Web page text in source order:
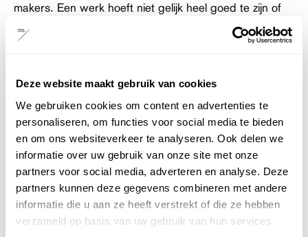
Deze website maakt gebruik van cookies
We gebruiken cookies om content en advertenties te
personaliseren, om functies voor social media te bieden
en om ons websiteverkeer te analyseren. Ook delen we
informatie over uw gebruik van onze site met onze
partners voor social media, adverteren en analyse. Deze
partners kunnen deze gegevens combineren met andere
informatie die u aan ze heeft verstrekt of die ze hebben
verzameld op basis van uw gebruik van hun services.
makers. Een werk hoeft niet gelijk heel goed te zijn of
helemaal te kloppen. ‘Vooral dat je niet kijkt vanuit
oordelen of dat het iets is, want dat wordt het namelijk
Wat is jouw favoriete plek in Zwolle?
‘De stadsmuur. Daar wilde ik altijd een concert geven.’
In haar dagdromen zag Iris zichzelf bij de
Diezerpoortenbrug boven op de stadsmuur staan met
haar harp. ‘Je hebt ook aan de achterkant een klein
nisje. Stel je voor dat iemand daar dan aan het zingen
is, of harp speelt.’